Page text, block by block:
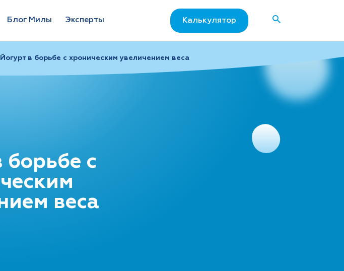
Блог Милы Эксперты Калькулятор
в борьбе с хроническим увеличением веса
борьбе с
веса